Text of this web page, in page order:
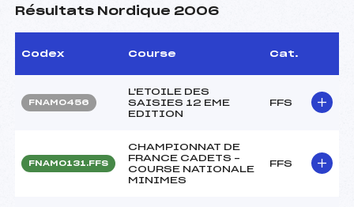
Résultats Nordique 2006
Codex Course Cat.
FNAM0456
L'ETOILE DES
SAISIES 12 EME
EDITION
FFS
FNAM0131.FFS
CHAMPIONNAT DE
FRANCE CADETS –
COURSE NATIONALE
MINIMES
FFS